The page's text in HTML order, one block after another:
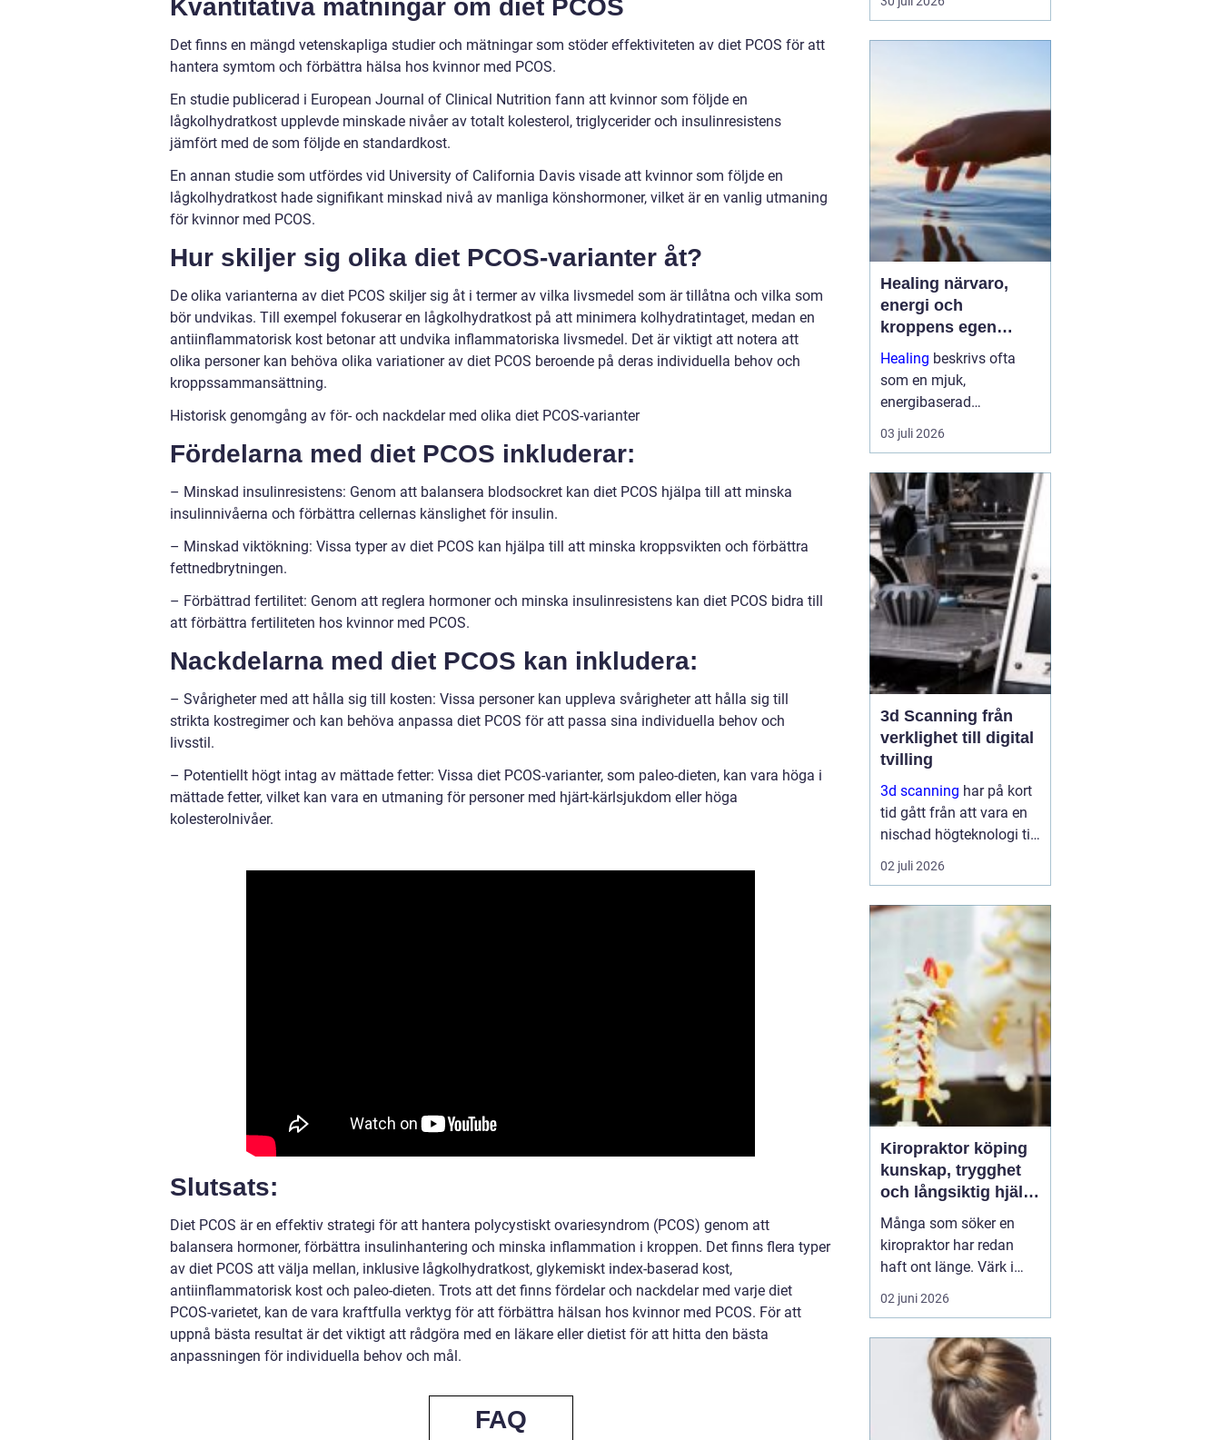
Kvantitativa mätningar om diet PCOS
Det finns en mängd vetenskapliga studier och mätningar som stöder effektiviteten av diet PCOS för att
hantera symtom och förbättra hälsa hos kvinnor med PCOS.
En studie publicerad i European Journal of Clinical Nutrition fann att kvinnor som följde en
lågkolhydratkost upplevde minskade nivåer av totalt kolesterol, triglycerider och insulinresistens
jämfört med de som följde en standardkost.
En annan studie som utfördes vid University of California Davis visade att kvinnor som följde en
lågkolhydratkost hade signifikant minskad nivå av manliga könshormoner, vilket är en vanlig utmaning
för kvinnor med PCOS.
Hur skiljer sig olika diet PCOS-varianter åt?
De olika varianterna av diet PCOS skiljer sig åt i termer av vilka livsmedel som är tillåtna och vilka som
bör undvikas. Till exempel fokuserar en lågkolhydratkost på att minimera kolhydratintaget, medan en
antiinflammatorisk kost betonar att undvika inflammatoriska livsmedel. Det är viktigt att notera att
olika personer kan behöva olika variationer av diet PCOS beroende på deras individuella behov och
kroppssammansättning.
Historisk genomgång av för- och nackdelar med olika diet PCOS-varianter
Fördelarna med diet PCOS inkluderar:
– Minskad insulinresistens: Genom att balansera blodsockret kan diet PCOS hjälpa till att minska
insulinnivåerna och förbättra cellernas känslighet för insulin.
– Minskad viktökning: Vissa typer av diet PCOS kan hjälpa till att minska kroppsvikten och förbättra
fettnedbrytningen.
– Förbättrad fertilitet: Genom att reglera hormoner och minska insulinresistens kan diet PCOS bidra till
att förbättra fertiliteten hos kvinnor med PCOS.
Nackdelarna med diet PCOS kan inkludera:
– Svårigheter med att hålla sig till kosten: Vissa personer kan uppleva svårigheter att hålla sig till
strikta kostregimer och kan behöva anpassa diet PCOS för att passa sina individuella behov och
livsstil.
– Potentiellt högt intag av mättade fetter: Vissa diet PCOS-varianter, som paleo-dieten, kan vara höga i
mättade fetter, vilket kan vara en utmaning för personer med hjärt-kärlsjukdom eller höga
kolesterolnivåer.
Slutsats:
Diet PCOS är en effektiv strategi för att hantera polycystiskt ovariesyndrom (PCOS) genom att
balansera hormoner, förbättra insulinhantering och minska inflammation i kroppen. Det finns flera typer
av diet PCOS att välja mellan, inklusive lågkolhydratkost, glykemiskt index-baserad kost,
antiinflammatorisk kost och paleo-dieten. Trots att det finns fördelar och nackdelar med varje diet
PCOS-varietet, kan de vara kraftfulla verktyg för att förbättra hälsan hos kvinnor med PCOS. För att
uppnå bästa resultat är det viktigt att rådgöra med en läkare eller dietist för att hitta den bästa
anpassningen för individuella behov och mål.
FAQ
människors vardag. Fler
som Malmö, där tempot
är högt och många
kombinerar sti...
Healing närvaro,
energi och
kroppens egen
förmåga att läka
Healing beskrivs ofta
som en mjuk,
energibaserad
behandlingsmetod som
stödjer kroppens egen
ligger på balans, lugn
och ökad närvaro
snarare än snabba
mirakel. Många som
provar upplever ...
03 juli 2026
3d Scanning från
verklighet till digital
tvilling
3d scanning har på kort
tid gått från att vara en
nischad högteknologi till
ett praktiskt verktyg för
företag, fastighetsägare
verkligheten med laser
och kamera skapas...
02 juli 2026
Kiropraktor köping
kunskap, trygghet
och långsiktig hjälp
för ryggen
Många som söker en
kiropraktor har redan
haft ont länge. Värk i
rygg, nacke eller huvud
blir lätt en del av
låser sig helt eller
smärtan gör det svårt att
jobba, sova eller träna.
För den som letar efter
02 juni 2026